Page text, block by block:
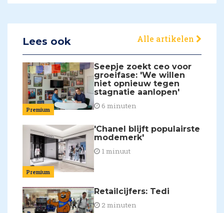
Lees ook Alle artikelen
Premium
Seepje zoekt ceo voor
groeifase: 'We willen
niet opnieuw tegen
stagnatie aanlopen'
6 minuten
Premium
'Chanel blijft populairste
modemerk'
1 minuut
Retailcijfers: Tedi
2 minuten